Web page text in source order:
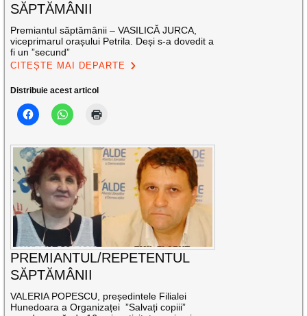
SĂPTĂMÂNII
Premiantul săptămânii – VASILICĂ JURCA,
viceprimarul orașului Petrila. Deși s-a dovedit a
fi un ”secund”
CITEȘTE MAI DEPARTE
Distribuie acest articol
PREMIANTUL/REPETENTUL
SĂPTĂMÂNII
VALERIA POPESCU, președintele Filialei
Hunedoara a Organizaței ”Salvați copiii”